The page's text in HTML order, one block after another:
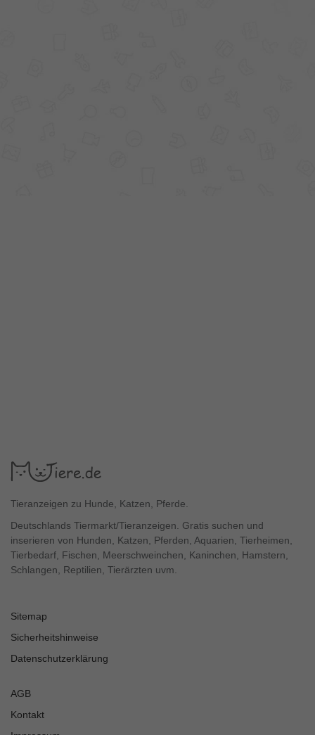
Tieranzeigen zu Hunde, Katzen, Pferde.
Deutschlands Tiermarkt/Tieranzeigen. Gratis suchen und
inserieren von Hunden, Katzen, Pferden, Aquarien, Tierheimen,
Tierbedarf, Fischen, Meerschweinchen, Kaninchen, Hamstern,
Schlangen, Reptilien, Tierärzten uvm.
Sitemap
Sicherheitshinweise
Datenschutzerklärung
AGB
Kontakt